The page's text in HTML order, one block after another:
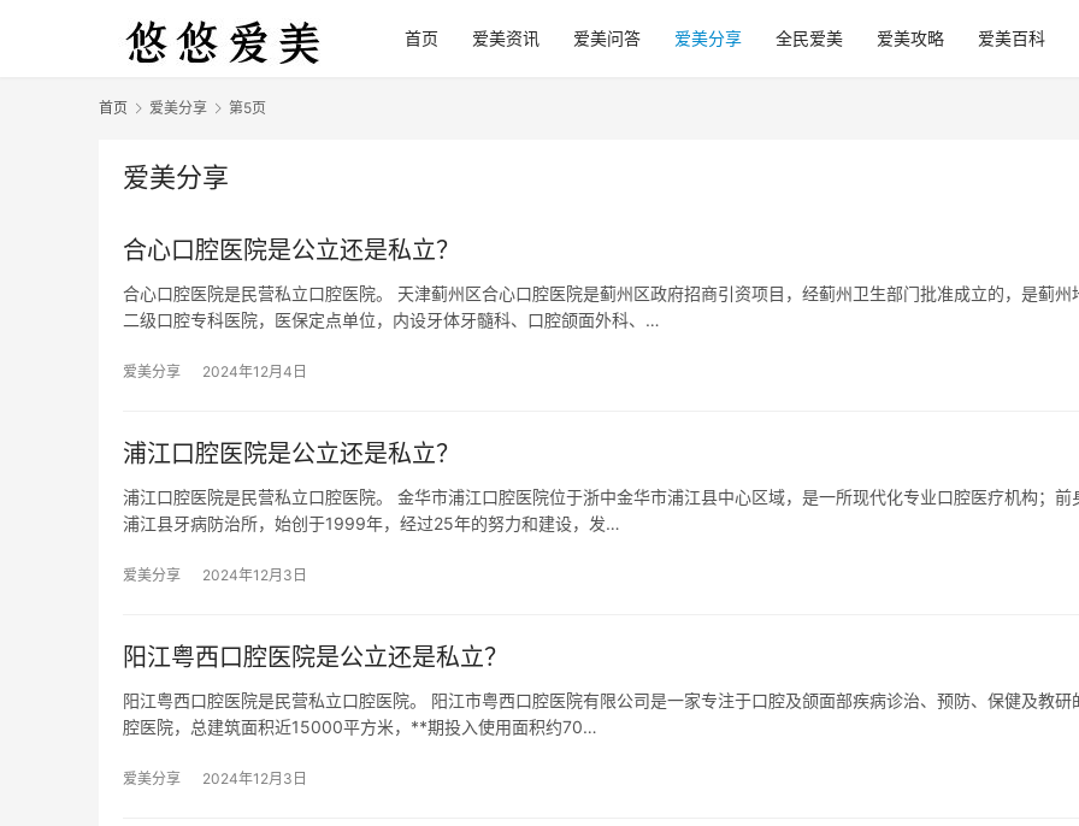
首页 爱美资讯 爱美问答 爱美分享 全民爱美 爱美攻略 爱美百科
首页 爱美分享 第5页
爱美分享
合心口腔医院是公立还是私立？
合心口腔医院是民营私立口腔医院。 天津蓟州区合心口腔医院是蓟州区政府招商引资项目，经蓟州卫生部门批准成立的，是蓟州
二级口腔专科医院，医保定点单位，内设牙体牙髓科、口腔颌面外科、…
爱美分享 2024年12月4日
浦江口腔医院是公立还是私立？
浦江口腔医院是民营私立口腔医院。 金华市浦江口腔医院位于浙中金华市浦江县中心区域，是一所现代化专业口腔医疗机构；前
浦江县牙病防治所，始创于1999年，经过25年的努力和建设，发…
爱美分享 2024年12月3日
阳江粤西口腔医院是公立还是私立？
阳江粤西口腔医院是民营私立口腔医院。 阳江市粤西口腔医院有限公司是一家专注于口腔及颌面部疾病诊治、预防、保健及教研
腔医院，总建筑面积近15000平方米，**期投入使用面积约70…
爱美分享 2024年12月3日